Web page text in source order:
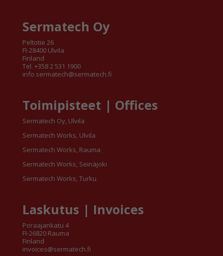
Sermatech Oy
Peltotie 26
FI-28400 Ulvila
Finland
Tel. +358 2 531 1900
info.sermatech@sermatech.fi
Toimipisteet | Offices
Sermatech Oy, Ulvila
Sermatech Works, Ulvila
Sermatech Works, Rauma
Sermatech Works, Seinäjoki
Sermatech Works, Turku
Laskutus | Invoices
Poraajankatu 4
FI-26820 Rauma
Finland
invoices@sermatech.fi